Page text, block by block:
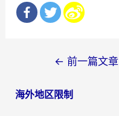
导
← 前一篇文章
海外地区限制